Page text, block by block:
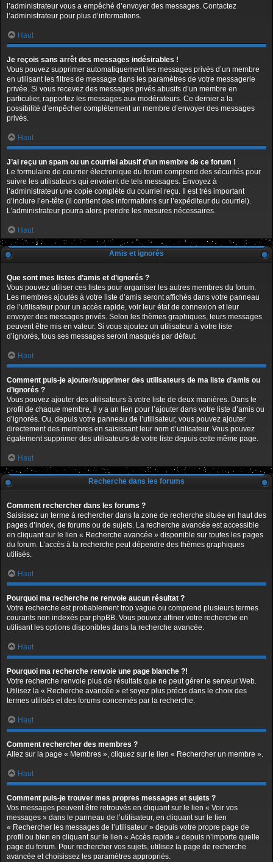
l’administrateur vous a empêché d’envoyer des messages. Contactez
l’administrateur pour plus d’informations.
Haut
Je reçois sans arrêt des messages indésirables !
Vous pouvez supprimer automatiquement les messages privés d’un membre
en utilisant les filtres de message dans les paramètres de votre messagerie
privée. Si vous recevez des messages privés abusifs d’un membre en
particulier, rapportez les messages aux modérateurs. Ce dernier a la
possibilité d’empêcher complètement un membre d’envoyer des messages
privés.
Haut
J’ai reçu un spam ou un courriel abusif d’un membre de ce forum !
Le formulaire de courrier électronique du forum comprend des sécurités pour
suivre les utilisateurs qui envoient de tels messages. Envoyez à
l’administrateur une copie complète du courriel reçu. Il est très important
d’inclure l’en-tête (il contient des informations sur l’expéditeur du courriel).
L’administrateur pourra alors prendre les mesures nécessaires.
Haut
Amis et ignorés
Que sont mes listes d’amis et d’ignorés ?
Vous pouvez utiliser ces listes pour organiser les autres membres du forum.
Les membres ajoutés à votre liste d’amis seront affichés dans votre panneau
de l’utilisateur pour un accès rapide, voir leur état de connexion et leur
envoyer des messages privés. Selon les thèmes graphiques, leurs messages
peuvent être mis en valeur. Si vous ajoutez un utilisateur à votre liste
d’ignorés, tous ses messages seront masqués par défaut.
Haut
Comment puis-je ajouter/supprimer des utilisateurs de ma liste d’amis ou
d’ignorés ?
Vous pouvez ajouter des utilisateurs à votre liste de deux manières. Dans le
profil de chaque membre, il y a un lien pour l’ajouter dans votre liste d’amis ou
d’ignorés. Ou, depuis votre panneau de l’utilisateur, vous pouvez ajouter
directement des membres en saisissant leur nom d’utilisateur. Vous pouvez
également supprimer des utilisateurs de votre liste depuis cette même page.
Haut
Recherche dans les forums
Comment rechercher dans les forums ?
Saisissez un terme à rechercher dans la zone de recherche située en haut des
pages d’index, de forums ou de sujets. La recherche avancée est accessible
en cliquant sur le lien « Recherche avancée » disponible sur toutes les pages
du forum. L’accès à la recherche peut dépendre des thèmes graphiques
utilisés.
Haut
Pourquoi ma recherche ne renvoie aucun résultat ?
Votre recherche est probablement trop vague ou comprend plusieurs termes
courants non indexés par phpBB. Vous pouvez affiner votre recherche en
utilisant les options disponibles dans la recherche avancée.
Haut
Pourquoi ma recherche renvoie une page blanche ?!
Votre recherche renvoie plus de résultats que ne peut gérer le serveur Web.
Utilisez la « Recherche avancée » et soyez plus précis dans le choix des
termes utilisés et des forums concernés par la recherche.
Haut
Comment rechercher des membres ?
Allez sur la page « Membres », cliquez sur le lien « Rechercher un membre ».
Haut
Comment puis-je trouver mes propres messages et sujets ?
Vos messages peuvent être retrouvés en cliquant sur le lien « Voir vos
messages » dans le panneau de l’utilisateur, en cliquant sur le lien
« Rechercher les messages de l’utilisateur » depuis votre propre page de
profil ou bien en cliquant sur le lien « Accès rapide » depuis n’importe quelle
page du forum. Pour rechercher vos sujets, utilisez la page de recherche
avancée et choisissez les paramètres appropriés.